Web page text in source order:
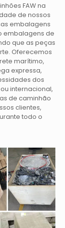
FAW na
de nossos
embalagens
embalagens de
que as peças
Oferecemos
marítimo,
expressa,
dos
internacional,
de caminhão
clientes,
todo o